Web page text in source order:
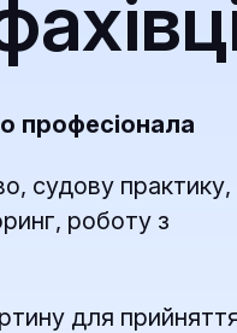
професіонала
судову практику,
роботу з
для